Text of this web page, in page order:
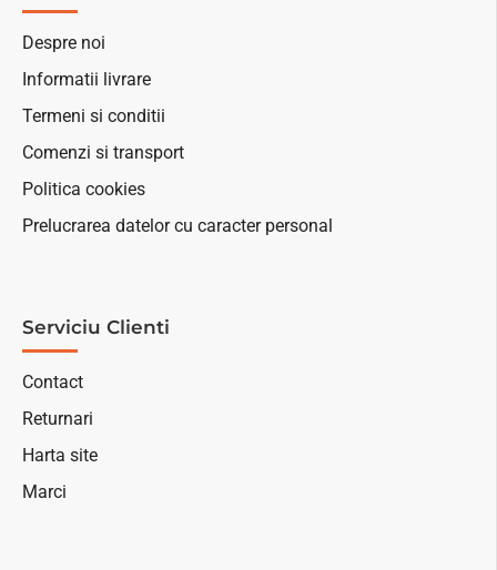
Despre noi
Informatii livrare
Termeni si conditii
Comenzi si transport
Politica cookies
Prelucrarea datelor cu caracter personal
Serviciu Clienti
Contact
Returnari
Harta site
Marci